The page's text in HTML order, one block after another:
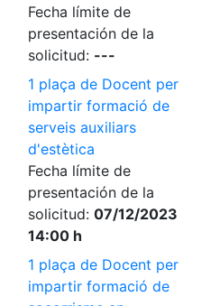
Fecha límite de
presentación de la
solicitud: ---
1 plaça de Docent per
impartir formació de
serveis auxiliars
d'estètica
Fecha límite de
presentación de la
solicitud: 07/12/2023
14:00 h
1 plaça de Docent per
impartir formació de